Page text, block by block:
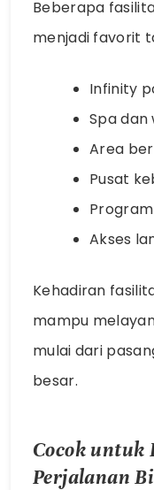
Beberapa
menjadi favorit
Infinity
Spa dan
Area
Pusat
Akses
Kehadiran
mampu
mulai dari
besar.
Cocok untuk
Perjalanan